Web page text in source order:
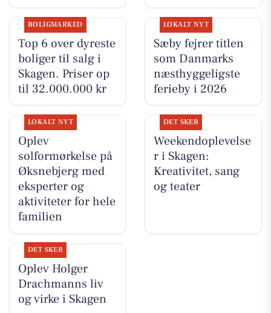
BOLIGMARKED
Top 6 over dyreste
boliger til salg i
Skagen. Priser op
til 32.000.000 kr
LOKALT NYT
Sæby fejrer titlen
som Danmarks
næsthyggeligste
ferieby i 2026
LOKALT NYT
Oplev
solformørkelse på
Øksnebjerg med
eksperter og
aktiviteter for hele
familien
DET SKER
Weekendoplevelse
r i Skagen:
Kreativitet, sang
og teater
DET SKER
Oplev Holger
Drachmanns liv
og virke i Skagen